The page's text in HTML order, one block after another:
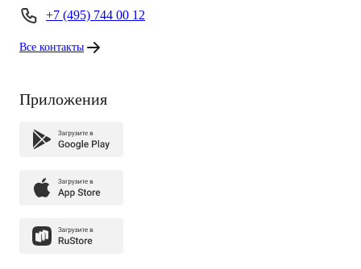
+7 (495) 744 00 12
Все контакты
Приложения